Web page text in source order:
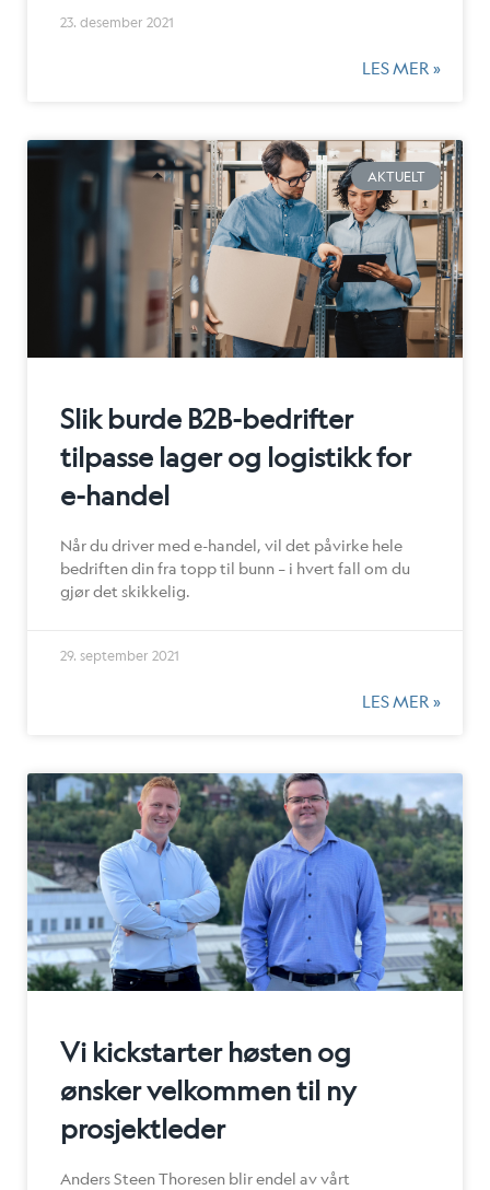
LES MER »
23. desember 2021
AKTUELT
Slik burde B2B-bedrifter
tilpasse lager og logistikk for
e-handel
Når du driver med e-handel, vil det påvirke hele
bedriften din fra topp til bunn – i hvert fall om du
gjør det skikkelig.
LES MER »
29. september 2021
Vi kickstarter høsten og
ønsker velkommen til ny
prosjektleder
Anders Steen Thoresen blir endel av vårt